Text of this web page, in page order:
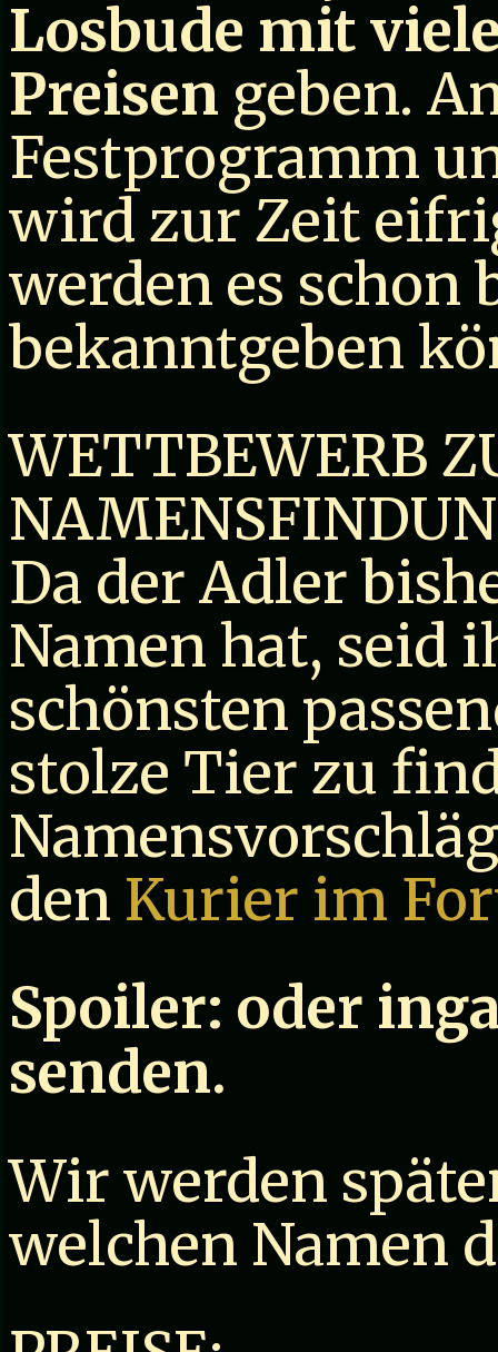
Losbude mit
Preisen geben.
Festprogramm
wird zur Zeit
werden es schon
bekanntgeben
WETTBEWERB
Da der Adler
Namen hat, seid
schönsten
stolze Tier zu
den Kurier im
Spoiler: oder
senden.
Wir werden
welchen Namen